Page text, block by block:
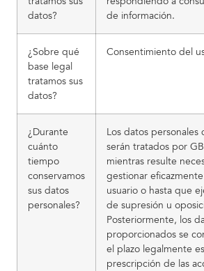
datos?
de información.
¿Sobre qué
base legal
tratamos sus
datos?
Consentimiento del
¿Durante
cuánto
tiempo
conservamos
sus datos
personales?
Los datos personales
serán tratados por
mientras resulte
gestionar
usuario o hasta que
de supresión u
Posteriormente, los
proporcionados se
el plazo legalmente
prescripción de las